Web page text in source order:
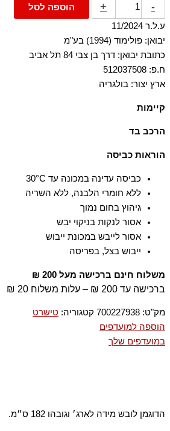
-
+
הוספה לסל
ע.ל.ר 11/2024
יבואן: פולימוד (1994) בע"מ
כתובת יבואן: דרך בן צבי 84 תל אביב
ח.פ: 512037508
ארץ יצור: בולגריה
קיימות
במגוון ביולוגי ובמערכות אקולוגיות בריאות.
הרכב בד
הוראות כביסה
כביסה עדינה במכונה עד ‎30°C
ללא חומרי הלבנה, ללא השריה
גיהוץ בחום נמוך
אסור לנקות בניקוי יבש
אסור לייבש במכונת ייבוש
ייבוש בצל, בפריסה
משלוח חינם ברכישה מעל 200 ₪
ברכישה עד 200 ₪ – עלות משלוח 20 ₪
מק"ט: 700227938 קטגוריה: טישרט
הוספה למועדפים
במועדפים שלך
הדוגמן לובש מידה לארג׳ וגובהו 182 ס״מ.